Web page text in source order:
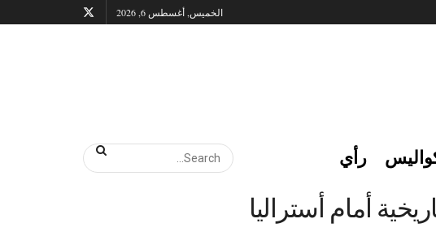
الخميس, أغسطس 6, 2026
رأي
أمام أستراليا